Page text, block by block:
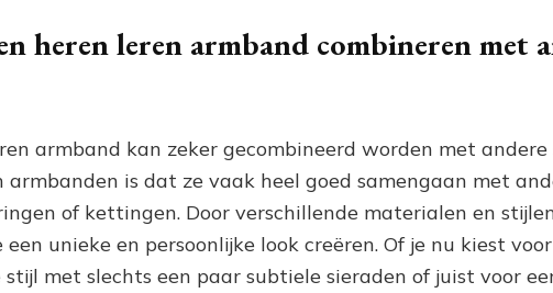
heren leren armband combineren met
armband kan zeker gecombineerd worden met
armbanden is dat ze vaak heel goed samengaan met
of kettingen. Door verschillende materialen en
unieke en persoonlijke look creëren. Of je nu kiest
met slechts een paar subtiele sieraden of juist voor